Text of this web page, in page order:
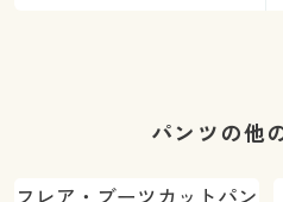
パンツの他